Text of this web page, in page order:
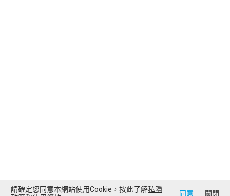
請確定您同意本網站使用Cookie，按此了解私隱
同意 關閉